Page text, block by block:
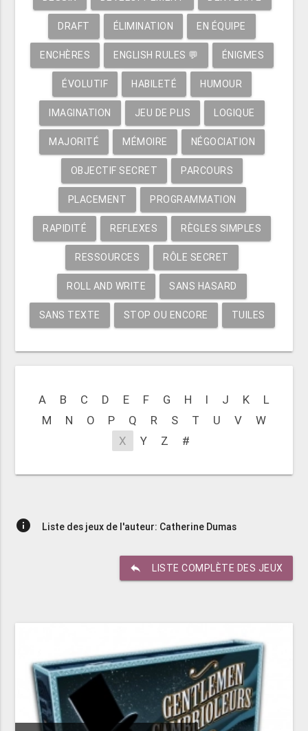
DRAFT ÉLIMINATION EN ÉQUIPE
ENCHÈRES ENGLISH RULES 💬 ÉNIGMES
ÉVOLUTIF HABILETÉ HUMOUR
IMAGINATION JEU DE PLIS LOGIQUE
MAJORITÉ MÉMOIRE NÉGOCIATION
OBJECTIF SECRET PARCOURS
PLACEMENT PROGRAMMATION
RAPIDITÉ REFLEXES RÈGLES SIMPLES
RESSOURCES RÔLE SECRET
ROLL AND WRITE SANS HASARD
SANS TEXTE STOP OU ENCORE TUILES
A B C D E F G H I J K
L
M
N O P Q R S T U V
W
X
Y Z #
info Liste des jeux de l'auteur: Catherine Dumas
reply LISTE COMPLÈTE DES JEUX